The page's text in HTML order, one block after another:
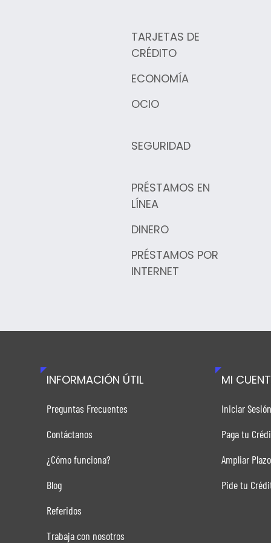
TARJETAS DE
CRÉDITO
ECONOMÍA
OCIO
SEGURIDAD
PRÉSTAMOS EN
LÍNEA
DINERO
PRÉSTAMOS POR
INTERNET
INFORMACIÓN ÚTIL
Preguntas Frecuentes
Contáctanos
¿Cómo funciona?
Blog
Referidos
Trabaja con nosotros
MI
Iniciar Sesión
Paga tu
Ampliar Plazo
Pide tu